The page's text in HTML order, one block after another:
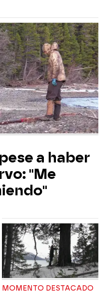
a haber
"Me
MOMENTO DESTACADO